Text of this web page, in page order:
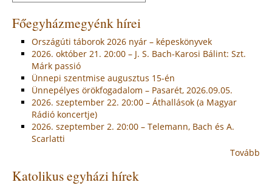
Főegyházmegyénk hírei
Országúti táborok 2026 nyár – képeskönyvek
2026. október 21. 20:00 – J. S. Bach-Karosi Bálint: Szt.
Márk passió
Ünnepi szentmise augusztus 15-én
Ünnepélyes örökfogadalom – Pasarét, 2026.09.05.
2026. szeptember 22. 20:00 – Áthallások (a Magyar
Rádió koncertje)
2026. szeptember 2. 20:00 – Telemann, Bach és A.
Scarlatti
Tovább
Katolikus egyházi hírek